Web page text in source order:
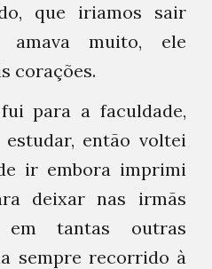
que iriamos sair
muito, ele
corações.
para a faculdade,
então voltei
ir embora imprimi
deixar nas irmãs
em tantas outras
sempre recorrido à